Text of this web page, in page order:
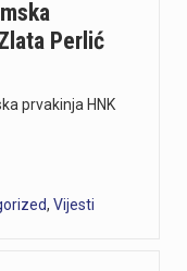
Perlić
prvakinja HNK
, Vijesti